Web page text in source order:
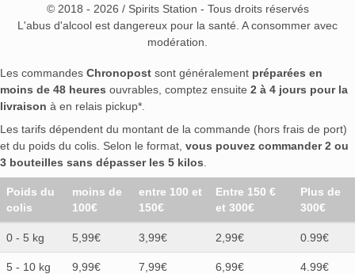
© 2018 - 2026 / Spirits Station - Tous droits réservés
L'abus d'alcool est dangereux pour la santé. A consommer avec
modération.
Les commandes Chronopost sont généralement préparées en
moins de 48 heures ouvrables, comptez ensuite 2 à 4 jours pour la
livraison à en relais pickup*.
Les tarifs dépendent du montant de la commande (hors frais de port)
et du poids du colis. Selon le format, vous pouvez commander 2 ou
3 bouteilles sans dépasser les 5 kilos
Poids du
colis
moins de
100€
entre 100 et
150€
Entre 150 €
et 300€
Plus de
300€
0 - 5 kg 5,99€ 3,99€ 2,99€ 0.99€
5 - 10 kg 9,99€ 7,99€ 6,99€ 4.99€